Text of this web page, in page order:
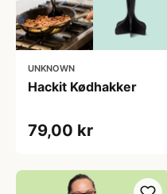
UNKNOWN
Hackit Kødhakker
79,00 kr